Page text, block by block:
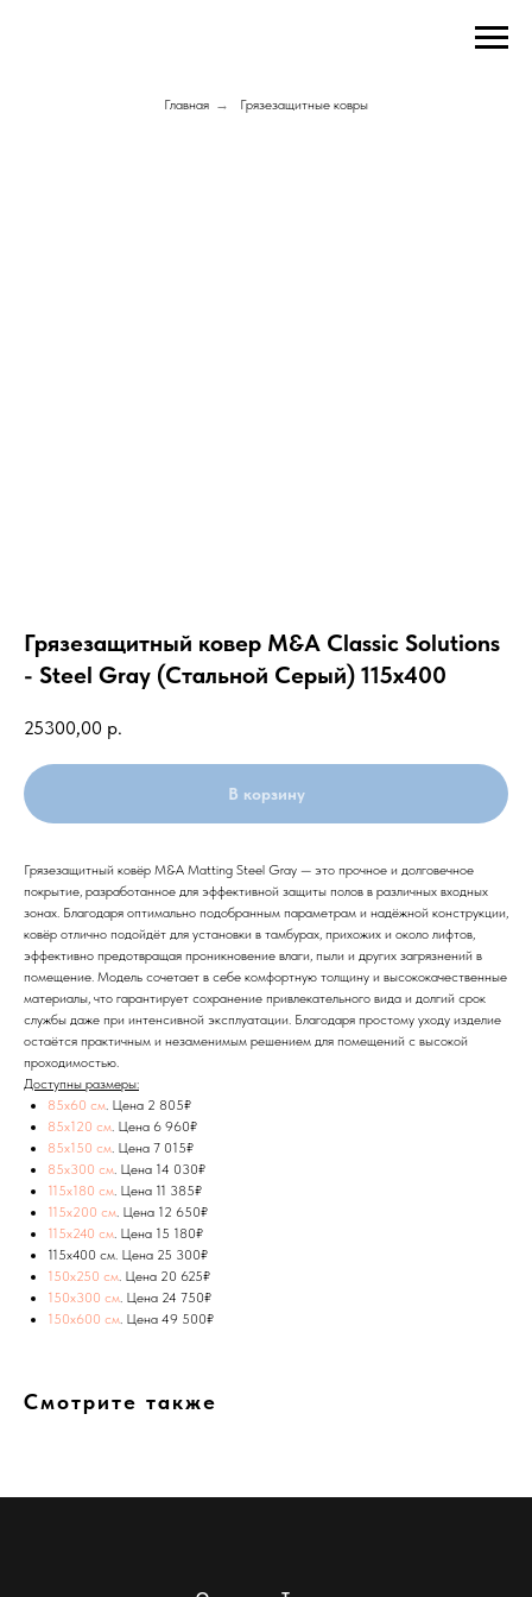
Главная → Грязезащитные ковры
Грязезащитный ковер M&A Classic Solutions
- Steel Gray (Стальной Серый) 115x400
25300,00 р.
В корзину
Грязезащитный ковёр M&A Matting Steel Gray — это прочное и долговечное
покрытие, разработанное для эффективной защиты полов в различных входных
зонах. Благодаря оптимально подобранным параметрам и надёжной конструкции,
ковёр отлично подойдёт для установки в тамбурах, прихожих и около лифтов,
эффективно предотвращая проникновение влаги, пыли и других загрязнений в
помещение. Модель сочетает в себе комфортную толщину и высококачественные
материалы, что гарантирует сохранение привлекательного вида и долгий срок
службы даже при интенсивной эксплуатации. Благодаря простому уходу изделие
остаётся практичным и незаменимым решением для помещений с высокой
проходимостью.
Доступны размеры:
85x60 см. Цена 2 805₽
85х120 см. Цена 6 960₽
85х150 см. Цена 7 015₽
85х300 см. Цена 14 030₽
115x180 см. Цена 11 385₽
115x200 см. Цена 12 650₽
115x240 см. Цена 15 180₽
115x400 см. Цена 25 300₽
150х250 см. Цена 20 625₽
150х300 см. Цена 24 750₽
150х600 см. Цена 49 500₽
Смотрите также